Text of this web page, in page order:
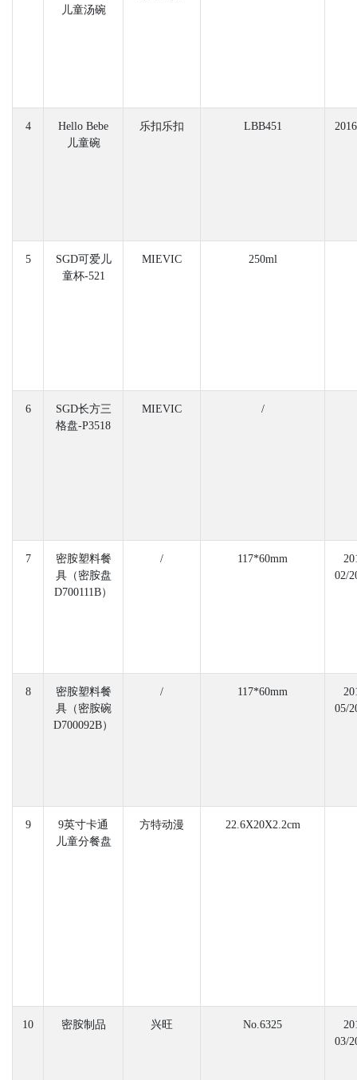
儿童汤碗
4
Hello Bebe
儿童碗
乐扣乐扣 LBB451
5
SGD可爱儿
童杯-521
MIEVIC 250ml
6
SGD长方三
格盘-P3518
MIEVIC /
7
密胺塑料餐
具（密胺盘
D700111B）
/ 117*60mm
02/
8
密胺塑料餐
具（密胺碗
D700092B）
/ 117*60mm
05/
9
9英寸卡通
儿童分餐盘
方特动漫 22.6X20X2.2cm
10 密胺制品 兴旺 No.6325
03/